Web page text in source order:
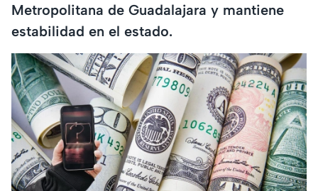
Metropolitana de Guadalajara y mantiene
estabilidad en el estado.